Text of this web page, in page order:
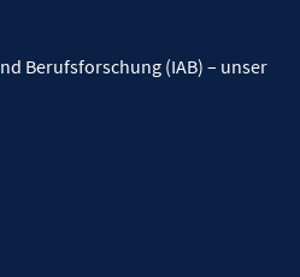
Berufsforschung (IAB) – unser